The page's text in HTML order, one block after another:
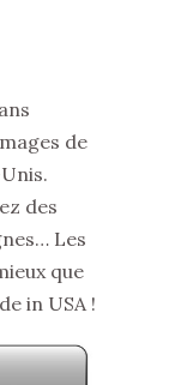
de
des
Les
que
in USA !